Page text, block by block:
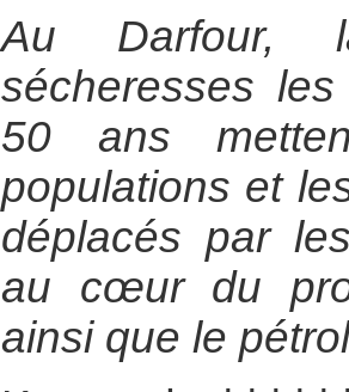
Au Darfour,
sécheresses
50 ans
populations et
déplacés par
au cœur du
ainsi que le